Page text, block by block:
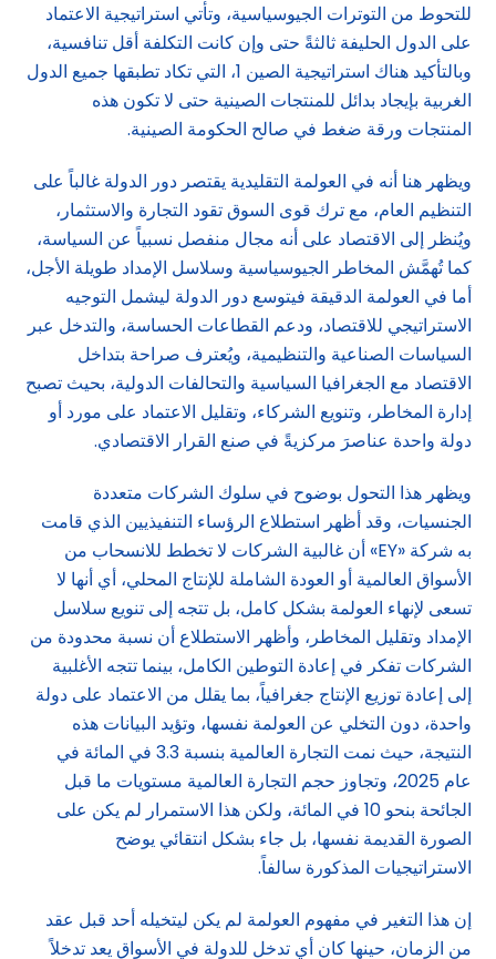
للتحوط من التوترات الجيوسياسية، وتأتي استراتيجية الاعتماد
على الدول الحليفة ثالثةً حتى وإن كانت التكلفة أقل تنافسية،
وبالتأكيد هناك استراتيجية الصين 1، التي تكاد تطبقها جميع الدول
الغربية بإيجاد بدائل للمنتجات الصينية حتى لا تكون هذه
المنتجات ورقة ضغط في صالح الحكومة الصينية.
ويظهر هنا أنه في العولمة التقليدية يقتصر دور الدولة غالباً على
التنظيم العام، مع ترك قوى السوق تقود التجارة والاستثمار،
ويُنظر إلى الاقتصاد على أنه مجال منفصل نسبياً عن السياسة،
كما تُهمَّش المخاطر الجيوسياسية وسلاسل الإمداد طويلة الأجل،
أما في العولمة الدقيقة فيتوسع دور الدولة ليشمل التوجيه
الاستراتيجي للاقتصاد، ودعم القطاعات الحساسة، والتدخل عبر
السياسات الصناعية والتنظيمية، ويُعترف صراحة بتداخل
الاقتصاد مع الجغرافيا السياسية والتحالفات الدولية، بحيث تصبح
إدارة المخاطر، وتنويع الشركاء، وتقليل الاعتماد على مورد أو
دولة واحدة عناصرَ مركزيةً في صنع القرار الاقتصادي.
ويظهر هذا التحول بوضوح في سلوك الشركات متعددة
الجنسيات، وقد أظهر استطلاع الرؤساء التنفيذيين الذي قامت
به شركة «EY» أن غالبية الشركات لا تخطط للانسحاب من
الأسواق العالمية أو العودة الشاملة للإنتاج المحلي، أي أنها لا
تسعى لإنهاء العولمة بشكل كامل، بل تتجه إلى تنويع سلاسل
الإمداد وتقليل المخاطر، وأظهر الاستطلاع أن نسبة محدودة من
الشركات تفكر في إعادة التوطين الكامل، بينما تتجه الأغلبية
إلى إعادة توزيع الإنتاج جغرافياً، بما يقلل من الاعتماد على دولة
واحدة، دون التخلي عن العولمة نفسها، وتؤيد البيانات هذه
النتيجة، حيث نمت التجارة العالمية بنسبة 3.3 في المائة في
عام 2025، وتجاوز حجم التجارة العالمية مستويات ما قبل
الجائحة بنحو 10 في المائة، ولكن هذا الاستمرار لم يكن على
الصورة القديمة نفسها، بل جاء بشكل انتقائي يوضح
الاستراتيجيات المذكورة سالفاً.
إن هذا التغير في مفهوم العولمة لم يكن ليتخيله أحد قبل عقد
من الزمان، حينها كان أي تدخل للدولة في الأسواق يعد تدخلاً